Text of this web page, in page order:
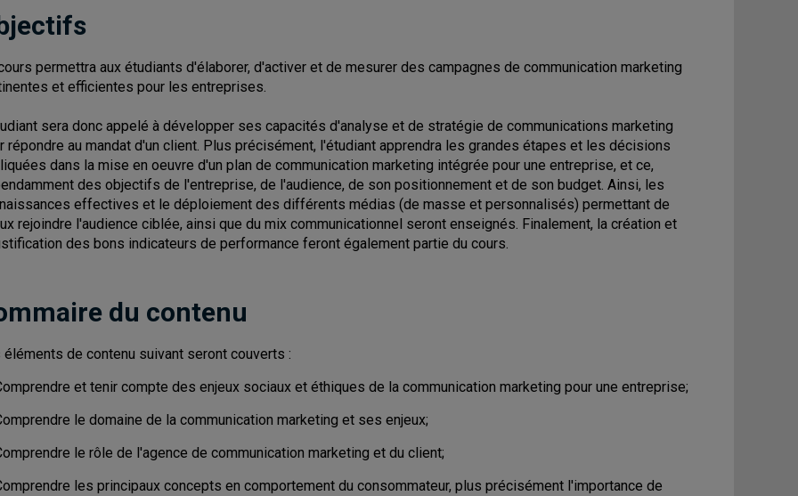
permettra aux étudiants d'élaborer, d'activer et de mesurer des campagnes de communication marketing
et efficientes pour les entreprises.
sera donc appelé à développer ses capacités d'analyse et de stratégie de communications marketing
répondre au mandat d'un client. Plus précisément, l'étudiant apprendra les grandes étapes et les décisions
dans la mise en oeuvre d'un plan de communication marketing intégrée pour une entreprise, et ce,
des objectifs de l'entreprise, de l'audience, de son positionnement et de son budget. Ainsi, les
effectives et le déploiement des différents médias (de masse et personnalisés) permettant de
rejoindre l'audience ciblée, ainsi que du mix communicationnel seront enseignés. Finalement, la création et
des bons indicateurs de performance feront également partie du cours.
du contenu
éléments de contenu suivant seront couverts :
et tenir compte des enjeux sociaux et éthiques de la communication marketing pour une entreprise;
le domaine de la communication marketing et ses enjeux;
le rôle de l'agence de communication marketing et du client;
les principaux concepts en comportement du consommateur, plus précisément l'importance de